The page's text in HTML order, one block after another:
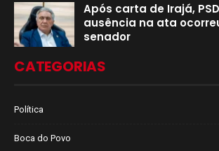
Após carta de Irajá,
ausência na ata
senador
CATEGORIAS
Política
Boca do Povo